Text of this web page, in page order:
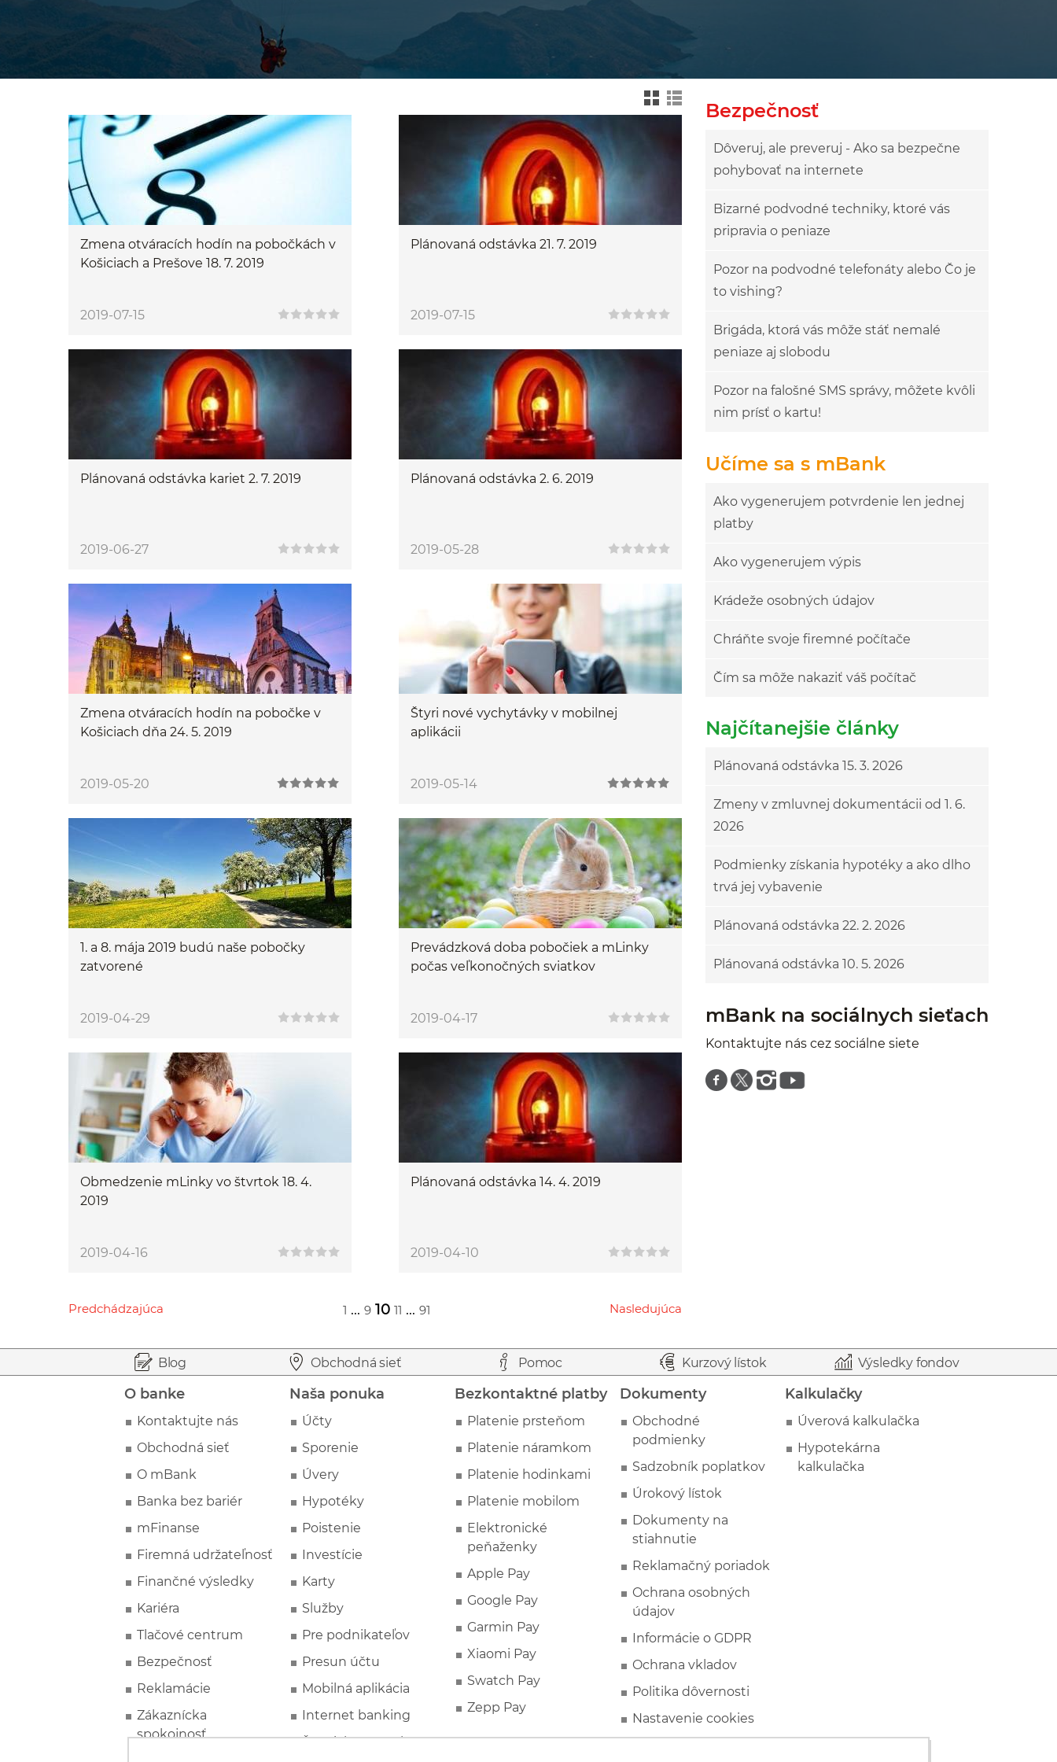
Zmena otváracích hodín na pobočkách v
Košiciach a Prešove 18. 7. 2019
2019-07-15
Plánovaná odstávka 21. 7. 2019
2019-07-15
Plánovaná odstávka kariet 2. 7. 2019
2019-06-27
Plánovaná odstávka 2. 6. 2019
2019-05-28
Zmena otváracích hodín na pobočke v
Košiciach dňa 24. 5. 2019
2019-05-20
Štyri nové vychytávky v mobilnej
aplikácii
2019-05-14
1. a 8. mája 2019 budú naše pobočky
zatvorené
2019-04-29
Prevádzková doba pobočiek a mLinky
počas veľkonočných sviatkov
2019-04-17
Obmedzenie mLinky vo štvrtok 18. 4.
2019
2019-04-16
Plánovaná odstávka 14. 4. 2019
2019-04-10
Predchádzajúca
Przejdź do poprzedniej strony 1 ... 9 10 11 ... 91 Nasledujúca
Przejdź do następnej strony
Bezpečnosť
Dôveruj, ale preveruj - Ako sa bezpečne
pohybovať na internete
Bizarné podvodné techniky, ktoré vás
pripravia o peniaze
Pozor na podvodné telefonáty alebo Čo je
to vishing?
Brigáda, ktorá vás môže stáť nemalé
peniaze aj slobodu
Pozor na falošné SMS správy, môžete kvôli
nim prísť o kartu!
Učíme sa s mBank
Ako vygenerujem potvrdenie len jednej
platby
Ako vygenerujem výpis
Krádeže osobných údajov
Chráňte svoje firemné počítače
Čím sa môže nakaziť váš počítač
Najčítanejšie články
Plánovaná odstávka 15. 3. 2026
Zmeny v zmluvnej dokumentácii od 1. 6.
2026
Podmienky získania hypotéky a ako dlho
trvá jej vybavenie
Plánovaná odstávka 22. 2. 2026
Plánovaná odstávka 10. 5. 2026
mBank na sociálnych sieťach
Kontaktujte nás cez sociálne siete
Znajdź nas na facebooku
Znajdź nas na twitterze
Znajdź nas na instagramie
Znajdź nas na youtube
Blog Obchodná sieť Pomoc Kurzový lístok Výsledky fondov
O banke
Kontaktujte nás
Obchodná sieť
O mBank
Banka bez bariér
mFinanse
Firemná udržateľnosť
Finančné výsledky
Kariéra
Tlačové centrum
Bezpečnosť
Reklamácie
Zákaznícka
spokojnosť
Naša ponuka
Účty
Sporenie
Úvery
Hypotéky
Poistenie
Investície
Karty
Služby
Pre podnikateľov
Presun účtu
Mobilná aplikácia
Internet banking
Špeciálne ponuky
Bezkontaktné platby
Platenie prsteňom
Platenie náramkom
Platenie hodinkami
Platenie mobilom
Elektronické
peňaženky
Apple Pay
Google Pay
Garmin Pay
Xiaomi Pay
Swatch Pay
Zepp Pay
Dokumenty
Obchodné
podmienky
Sadzobník poplatkov
Úrokový lístok
Dokumenty na
stiahnutie
Reklamačný poriadok
Ochrana osobných
údajov
Informácie o GDPR
Ochrana vkladov
Politika dôvernosti
Nastavenie cookies
Kalkulačky
Úverová kalkulačka
Hypotekárna
kalkulačka